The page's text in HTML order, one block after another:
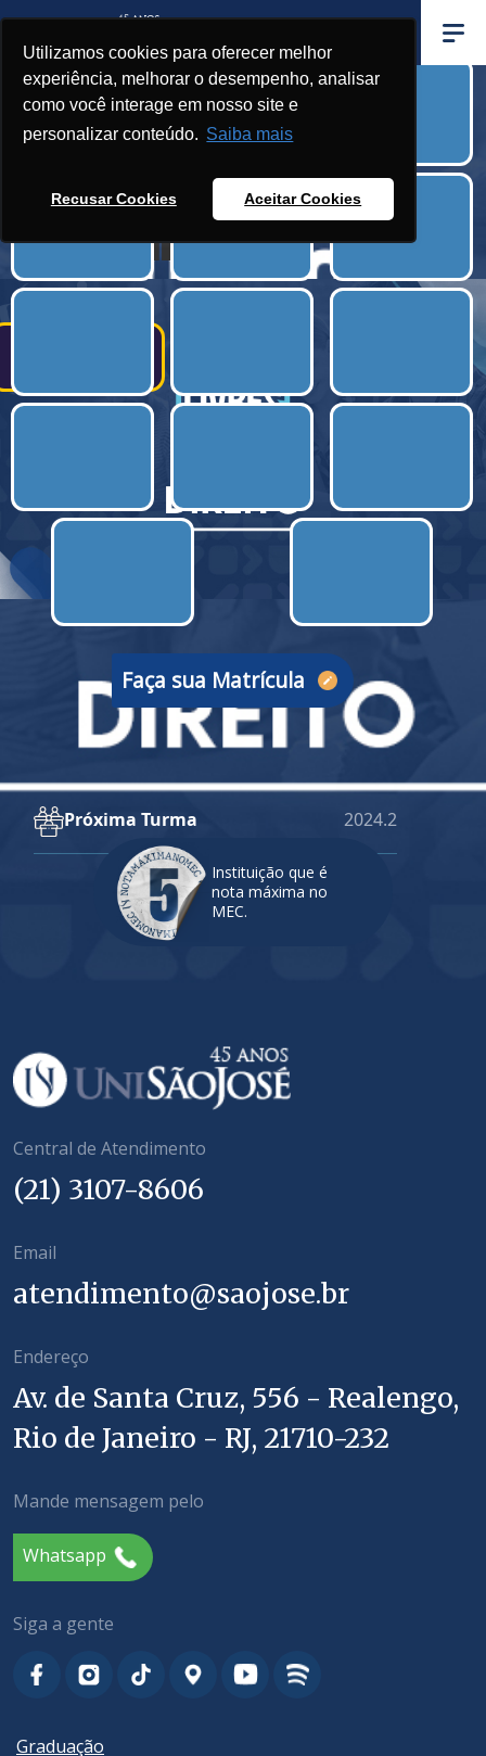
Utilizamos cookies para oferecer melhor
experiência, melhorar o desempenho, analisar
como você interage em nosso site e
personalizar conteúdo. Saiba mais
Recusar Cookies Aceitar Cookies
Graduação
Direitos do
Trabalhador
Próxima Turma 2024.2
Faça sua Matrícula
Instituição que é
nota máxima no
MEC.
Central de Atendimento
(21) 3107-8606
Email
atendimento@saojose.br
Endereço
Av. de Santa Cruz, 556 - Realengo,
Rio de Janeiro - RJ, 21710-232
Mande mensagem pelo
Whatsapp
Siga a gente
Graduação